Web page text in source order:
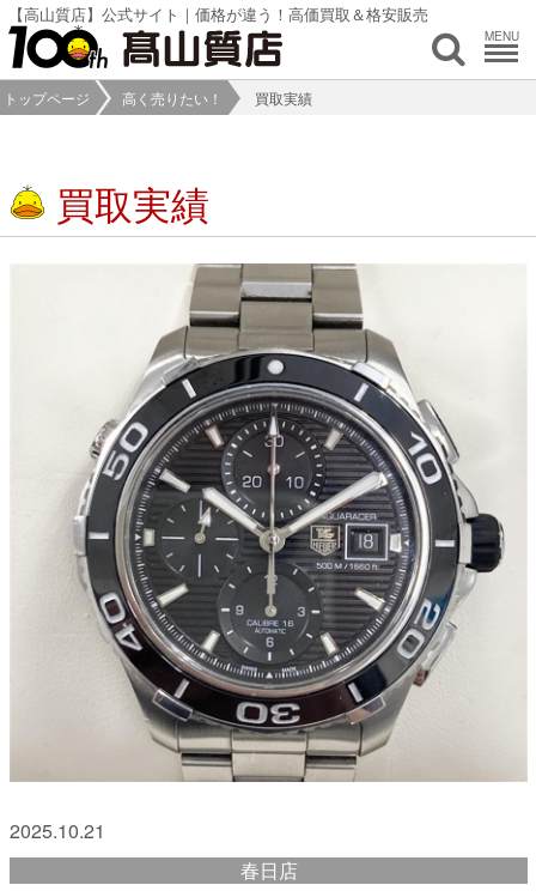
【高山質店】公式サイト｜価格が違う！高価買取＆格安販売
MENU
トップページ 高く売りたい！ 買取実績
買取実績
2025.10.21
春日店